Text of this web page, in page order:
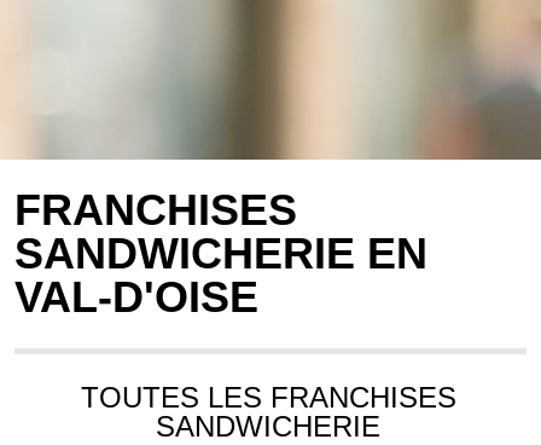
FRANCHISES
SANDWICHERIE EN
VAL-D'OISE
TOUTES LES FRANCHISES
SANDWICHERIE